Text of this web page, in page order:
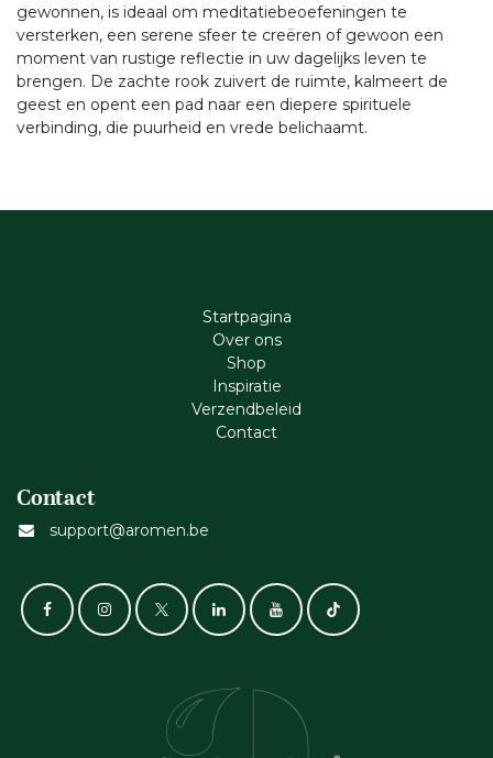
gewonnen, is ideaal om meditatiebeoefeningen te
versterken, een serene sfeer te creëren of gewoon een
moment van rustige reflectie in uw dagelijks leven te
brengen. De zachte rook zuivert de ruimte, kalmeert de
geest en opent een pad naar een diepere spirituele
verbinding, die puurheid en vrede belichaamt.
Startpagina
Ove​r​ ons
Shop
Inspiratie
Verzendbeleid
Cont​act
Contact
support@aromen.be